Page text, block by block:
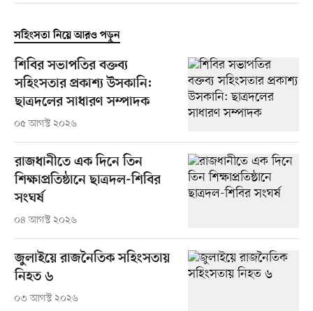
সহিংসতা নিয়ে আরও পড়ুন
শিবির সভাপতির বক্তব্য
সহিংসতার প্রকাশ্য উসকানি:
ছাত্রদলের সাধারণ সম্পাদক
০৫ আগস্ট ২০২৬
রাজধানীতে এক দিনে তিন
শিক্ষাপ্রতিষ্ঠানে ছাত্রদল-শিবির
সংঘর্ষ
০৪ আগস্ট ২০২৬
জুলাইয়ে রাজনৈতিক সহিংসতায়
নিহত ৬
০৩ আগস্ট ২০২৬